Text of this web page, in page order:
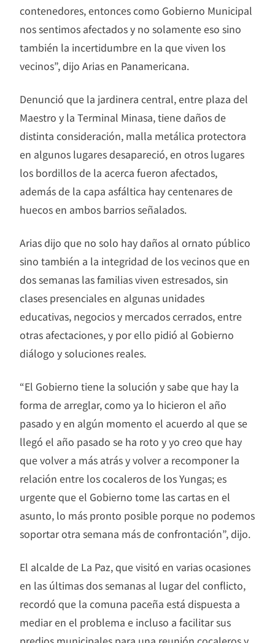
contenedores, entonces como Gobierno Municipal
nos sentimos afectados y no solamente eso sino
también la incertidumbre en la que viven los
vecinos”, dijo Arias en Panamericana.
Denunció que la jardinera central, entre plaza del
Maestro y la Terminal Minasa, tiene daños de
distinta consideración, malla metálica protectora
en algunos lugares desapareció, en otros lugares
los bordillos de la acerca fueron afectados,
además de la capa asfáltica hay centenares de
huecos en ambos barrios señalados.
Arias dijo que no solo hay daños al ornato público
sino también a la integridad de los vecinos que en
dos semanas las familias viven estresados, sin
clases presenciales en algunas unidades
educativas, negocios y mercados cerrados, entre
otras afectaciones, y por ello pidió al Gobierno
diálogo y soluciones reales.
“El Gobierno tiene la solución y sabe que hay la
forma de arreglar, como ya lo hicieron el año
pasado y en algún momento el acuerdo al que se
llegó el año pasado se ha roto y yo creo que hay
que volver a más atrás y volver a recomponer la
relación entre los cocaleros de los Yungas; es
urgente que el Gobierno tome las cartas en el
asunto, lo más pronto posible porque no podemos
soportar otra semana más de confrontación”, dijo.
El alcalde de La Paz, que visitó en varias ocasiones
en las últimas dos semanas al lugar del conflicto,
recordó que la comuna paceña está dispuesta a
mediar en el problema e incluso a facilitar sus